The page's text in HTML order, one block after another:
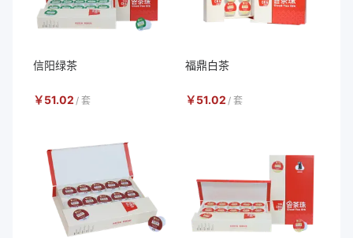
信阳绿茶
￥51.02 / 套
福鼎白茶
￥51.02 / 套